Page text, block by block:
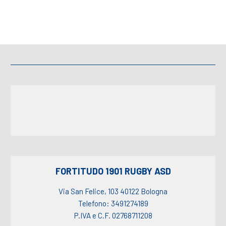
FORTITUDO 1901 RUGBY ASD
Via San Felice, 103 40122 Bologna
Telefono: 3491274189
P.IVA e C.F. 02768711208